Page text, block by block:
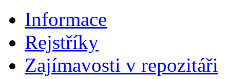
Informace
Rejstříky
Zajímavosti v repozitáři